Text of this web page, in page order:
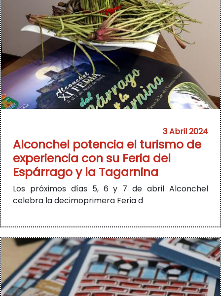
3 Abril 2024
Alconchel potencia el turismo de
experiencia con su Feria del
Espárrago y la Tagarnina
Los próximos días 5, 6 y 7 de abril Alconchel
celebra la decimoprimera Feria d